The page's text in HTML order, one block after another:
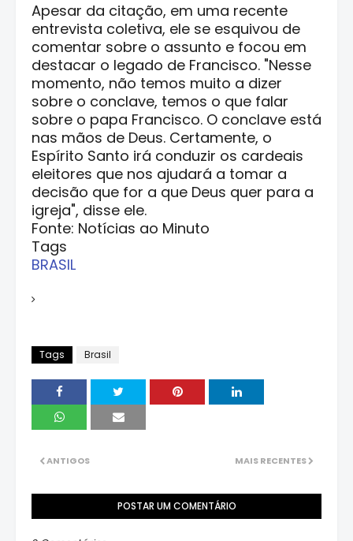
Apesar da citação, em uma recente
entrevista coletiva, ele se esquivou de
comentar sobre o assunto e focou em
destacar o legado de Francisco. "Nesse
momento, não temos muito a dizer
sobre o conclave, temos o que falar
sobre o papa Francisco. O conclave está
nas mãos de Deus. Certamente, o
Espírito Santo irá conduzir os cardeais
eleitores que nos ajudará a tomar a
decisão que for a que Deus quer para a
igreja", disse ele.
Fonte: Notícias ao Minuto
Tags
BRASIL
Tags Brasil
MAIS RECENTES
ANTIGOS
POSTAR UM COMENTÁRIO